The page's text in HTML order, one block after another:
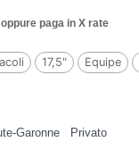
oppure paga in X rate
17,5" Equipe
Garonne Privato